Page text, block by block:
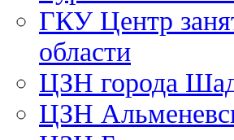
ГКУ Центр
области
ЦЗН города
ЦЗН